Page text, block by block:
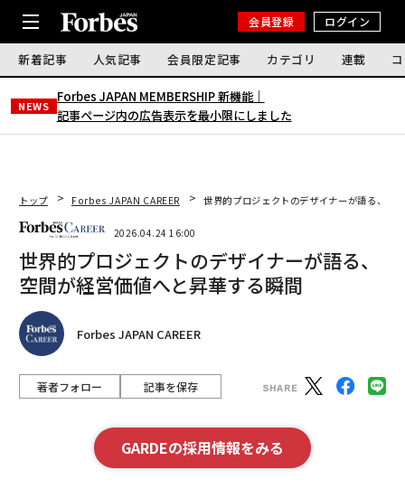
会員登録 ログイン
新着記事 人気記事 会員限定記事 カテゴリ 連載
NEWS
Forbes JAPAN MEMBERSHIP 新機能｜
記事ページ内の広告表示を最小限にしました
トップ Forbes JAPAN CAREER 世界的プロジェクトのデザイナーが語る、空
2026.04.24 16:00
世界的プロジェクトのデザイナーが語る、
空間が経営価値へと昇華する瞬間
Forbes JAPAN CAREER
著者フォロー 記事を保存
GARDEの採用情報をみる